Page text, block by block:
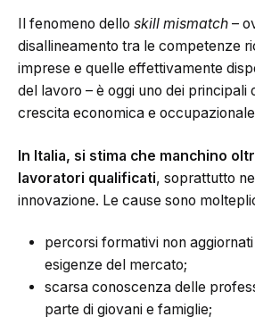
Il fenomeno dello skill mismatch –
disallineamento tra le competenze
imprese e quelle effettivamente
del lavoro – è oggi uno dei principali
crescita economica e
In Italia, si stima che manchino
lavoratori qualificati, soprattutto
innovazione. Le cause sono
percorsi formativi non
esigenze del mercato;
scarsa conoscenza delle
parte di giovani e famiglie;